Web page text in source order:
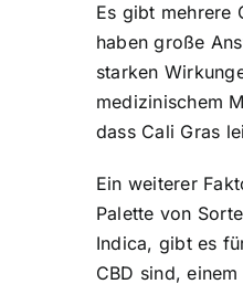
Es gibt mehrere
haben große
starken
medizinischem
dass Cali Gras
Ein weiterer
Palette von
Indica, gibt es
CBD sind,